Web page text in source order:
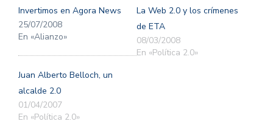
una
ventana
nueva)
una
ventana
Invertimos en Agora News
25/07/2008
En «Alianzo»
La Web 2.0 y los crímenes
de ETA
08/03/2008
En «Política 2.0»
Juan Alberto Belloch, un
alcalde 2.0
01/04/2007
En «Política 2.0»